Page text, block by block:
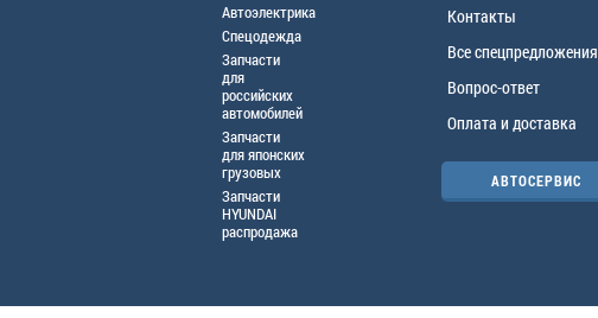
Автоэлектрика
Спецодежда
Запчасти
для
российских
автомобилей
Запчасти
для японских
грузовых
Запчасти
HYUNDAI
распродажа
Контакты
Все спецпредложения
Вопрос-ответ
Оплата и доставка
АВТОСЕРВИС